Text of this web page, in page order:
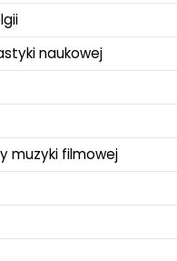
naukowej
muzyki filmowej